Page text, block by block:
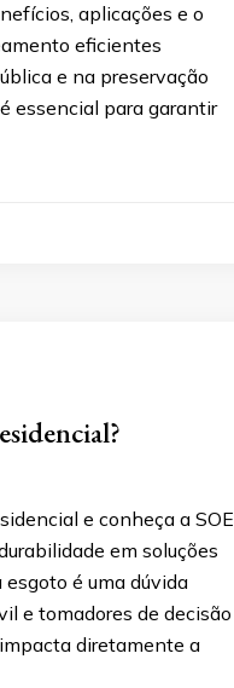
aplicações e o
eficientes
e na preservação
essencial para garantir
e conheça a SOE
em soluções
é uma dúvida
e tomadores de decisão
diretamente a